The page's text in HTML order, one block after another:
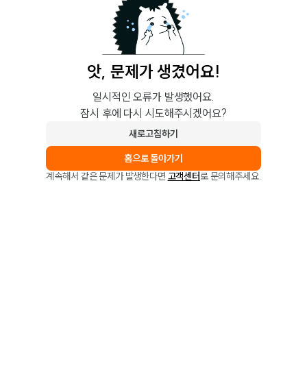
앗, 문제가 생겼어요!
일시적인 오류가 발생했어요.
잠시 후에 다시 시도해주시겠어요?
새로고침하기
홈으로 돌아가기
계속해서 같은 문제가 발생한다면 고객센터로 문의해주세요.